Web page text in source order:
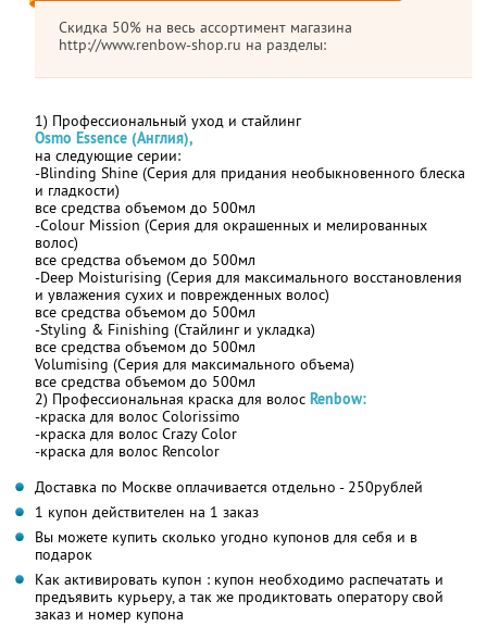
Скидка 50% на весь ассортимент магазина
http://www.renbow-shop.ru на разделы:
1) Профессиональный уход и стайлинг
Osmo Essence (Англия),
на следующие серии:
-Blinding Shine (Серия для придания необыкновенного блеска
и гладкости)
все средства объемом до 500мл
-Colour Mission (Серия для окрашенных и мелированных
волос)
все средства объемом до 500мл
-Deep Moisturising (Серия для максимального восстановления
и увлажения сухих и поврежденных волос)
все средства объемом до 500мл
-Styling & Finishing (Стайлинг и укладка)
все средства объемом до 500мл
Volumising (Серия для максимального объема)
все средства объемом до 500мл
2) Профессиональная краска для волос Renbow:
-краска для волос Colorissimo
-краска для волос Crazy Color
-краска для волос Rencolor
Доставка по Москве оплачивается отдельно - 250рублей
1 купон действителен на 1 заказ
Вы можете купить сколько угодно купонов для себя и в
подарок
Как активировать купон : купон необходимо распечатать и
предъявить курьеру, а так же продиктовать оператору свой
заказ и номер купона